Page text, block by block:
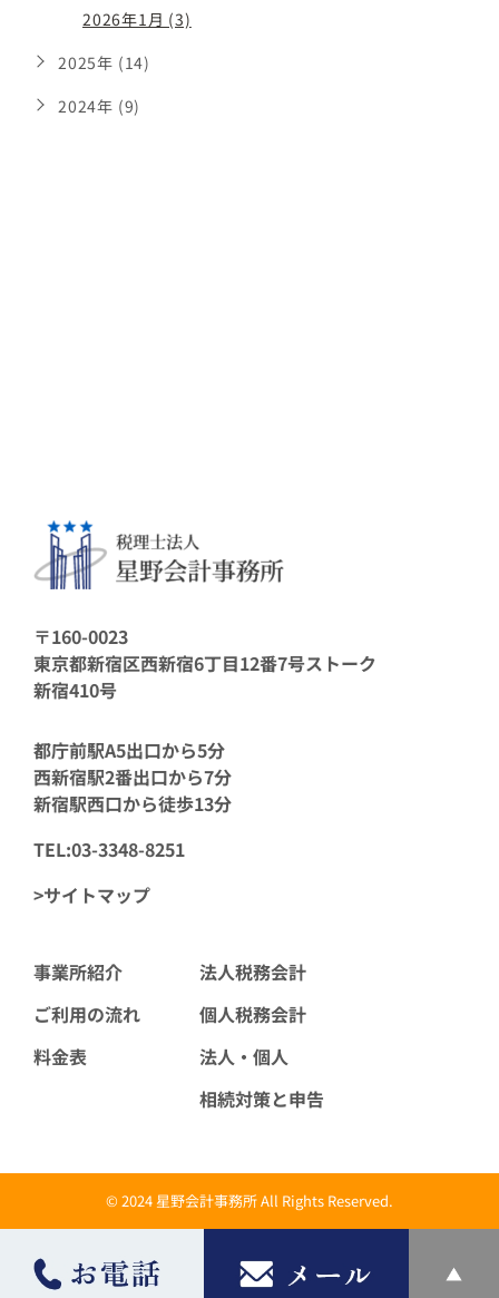
2026年1月 (3)
2025年 (14)
2024年 (9)
〒160-0023
東京都新宿区西新宿6丁目12番7号ストーク
新宿410号
都庁前駅A5出口から5分
西新宿駅2番出口から7分
新宿駅西口から徒歩13分
TEL:03-3348-8251
>サイトマップ
事業所紹介
ご利用の流れ
料金表
法人税務会計
個人税務会計
法人・個人
相続対策と申告
© 2024 星野会計事務所 All Rights Reserved.